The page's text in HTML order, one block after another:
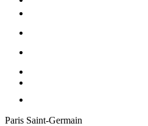
Paris Saint-Germain